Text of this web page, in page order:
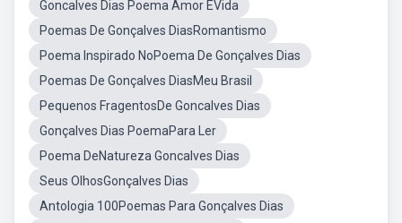
Goncalves Dias Poema Amor EVida
Poemas De Gonçalves DiasRomantismo
Poema Inspirado NoPoema De Gonçalves Dias
Poemas De Gonçalves DiasMeu Brasil
Pequenos FragentosDe Goncalves Dias
Gonçalves Dias PoemaPara Ler
Poema DeNatureza Goncalves Dias
Seus OlhosGonçalves Dias
Antologia 100Poemas Para Gonçalves Dias